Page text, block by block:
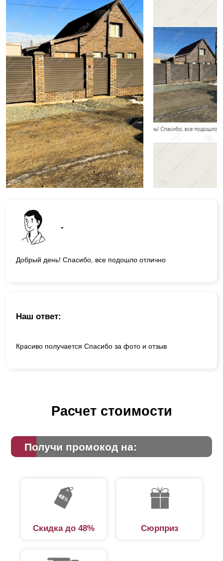
-
Добрый день! Спасибо, все подошло отлично
Наш ответ:
Красиво получается Спасибо за фото и отзыв
Расчет стоимости
Получи промокод на:
Скидка до 48% Сюрприз